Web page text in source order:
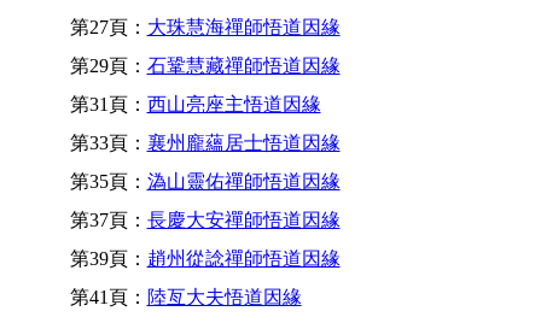
第27頁： 大珠慧海禪師悟道因緣
第29頁： 石鞏慧藏禪師悟道因緣
第31頁： 西山亮座主悟道因緣
第33頁： 襄州龐蘊居士悟道因緣
第35頁： 溈山靈佑禪師悟道因緣
第37頁： 長慶大安禪師悟道因緣
第39頁： 趙州從諗禪師悟道因緣
第41頁： 陸亙大夫悟道因緣